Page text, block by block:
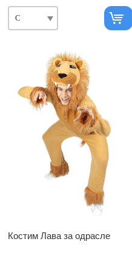
Костим Лава за одрасле